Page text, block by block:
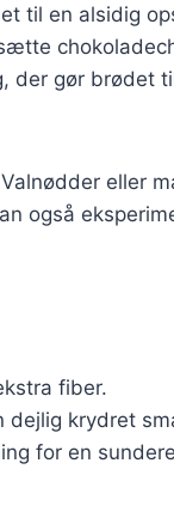
til en alsidig
der gør brødet
eller
også
fiber.
dejlig krydret
for en